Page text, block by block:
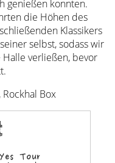
genießen konnten.
die Höhen des
Klassikers
selbst, sodass wir
verließen, bevor